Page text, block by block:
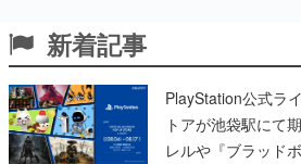
新着記事
PlayStation公式ラ
トアが池袋駅にて
レルや『ブラッド